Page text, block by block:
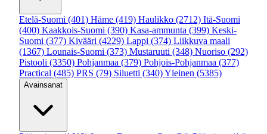
Etelä-Suomi (401) Häme (419) Haulikko (2712) Itä-Suomi
(400) Kaakkois-Suomi (390) Kasa-ammunta (399) Keski-
Suomi (377) Kivääri (4229) Lappi (374) Liikkuva maali
(1367) Lounais-Suomi (373) Mustaruuti (348) Nuoriso (292)
Pistooli (3350) Pohjanmaa (379) Pohjois-Pohjanmaa (377)
Practical (485) PRS (79) Siluetti (340)Yleinen (5385)
Avainsanat